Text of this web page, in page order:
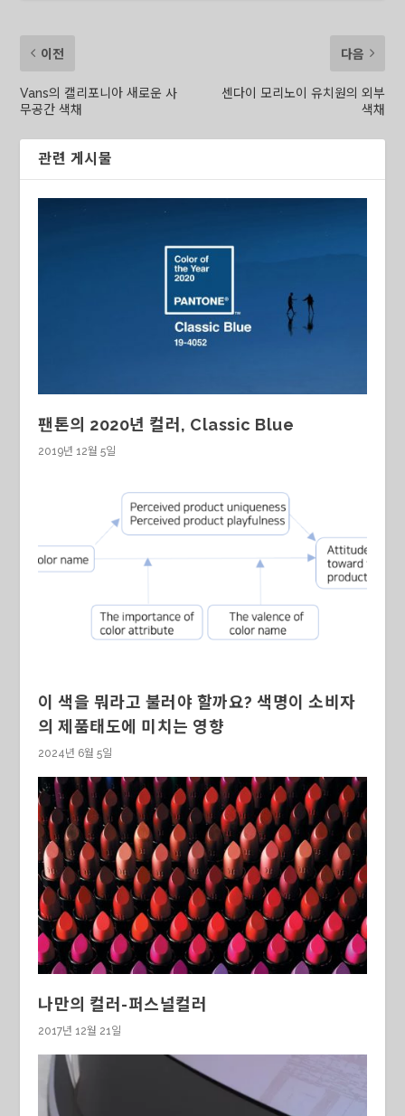
이전
Vans의 캘리포니아 새로운 사
무공간 색채
다음
센다이 모리노이 유치원의 외부
색채
관련 게시물
팬톤의 2020년 컬러, Classic Blue
2019년 12월 5일
이 색을 뭐라고 불러야 할까요? 색명이 소비자
의 제품태도에 미치는 영향
2024년 6월 5일
나만의 컬러-퍼스널컬러
2017년 12월 21일